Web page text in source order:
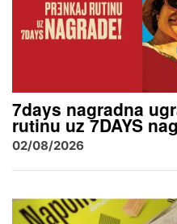
7days nagradna
rutinu uz 7DAYS
02/08/2026